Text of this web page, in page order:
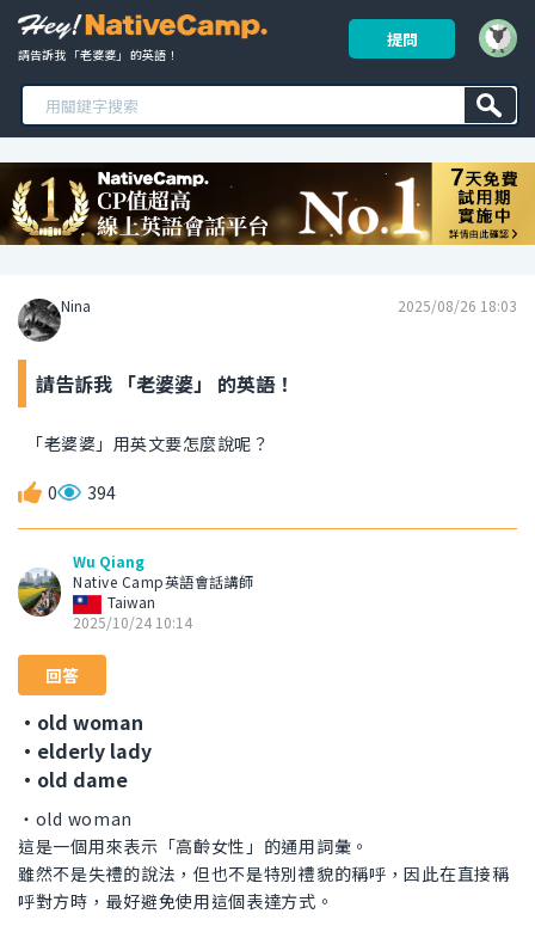
請告訴我 「老婆婆」 的英語！
提問
Nina 2025/08/26 18:03
請告訴我 「老婆婆」 的英語！
「老婆婆」用英文要怎麼說呢？
0 394
Wu Qiang
Native Camp英語會話講師
Taiwan
2025/10/24 10:14
回答
・old woman
・elderly lady
・old dame
・old woman
這是一個用來表示「高齡女性」的通用詞彙。
雖然不是失禮的說法，但也不是特別禮貌的稱呼，因此在直接稱
呼對方時，最好避免使用這個表達方式。